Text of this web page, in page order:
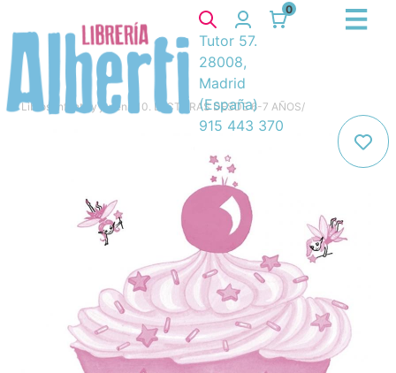
0
Tutor 57.
28008,
Madrid
(España)
915 443 370
Libros Infantil y juvenil 10. LECTURAS DESDE 6-7 AÑOS/